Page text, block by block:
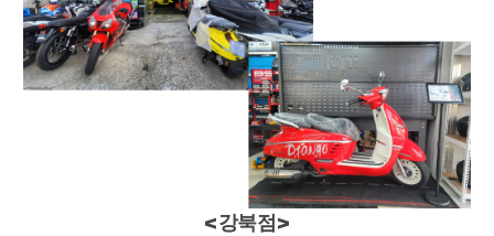
<강북점>